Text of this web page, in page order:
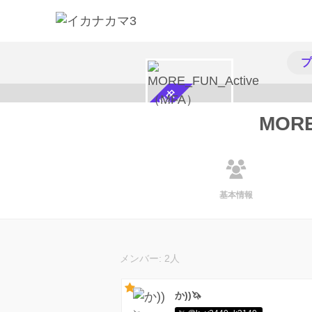
メンバー募集中
基本情報
メンバー: 2人
か))🦄